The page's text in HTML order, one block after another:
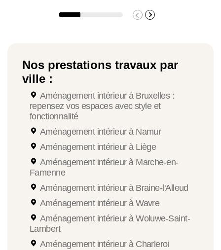
nous restons disponibles pour ajuster le
déroulement du chantier si nécessaire.
Nos prestations travaux par
ville :
Aménagement intérieur à Bruxelles :
repensez vos espaces avec style et
fonctionnalité
Aménagement intérieur à Namur
Aménagement intérieur à Liège
Aménagement intérieur à Marche-en-
Famenne
Aménagement intérieur à Braine-l'Alleud
Aménagement intérieur à Wavre
Aménagement intérieur à Woluwe-Saint-
Lambert
Aménagement intérieur à Charleroi